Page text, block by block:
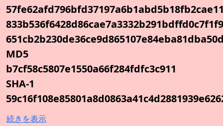
MD5
b7cf58c5807e1550a66f284fdfc3c911
SHA-1
続きを表示